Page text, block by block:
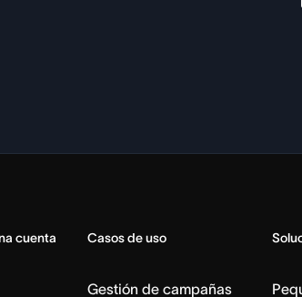
cuenta
Casos de uso
Gestión de campañas